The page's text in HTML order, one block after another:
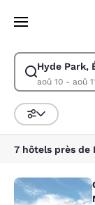
Passer à
Hyde Park,
aoû 10 - aoû
Modifiez la
Trier et
Quality